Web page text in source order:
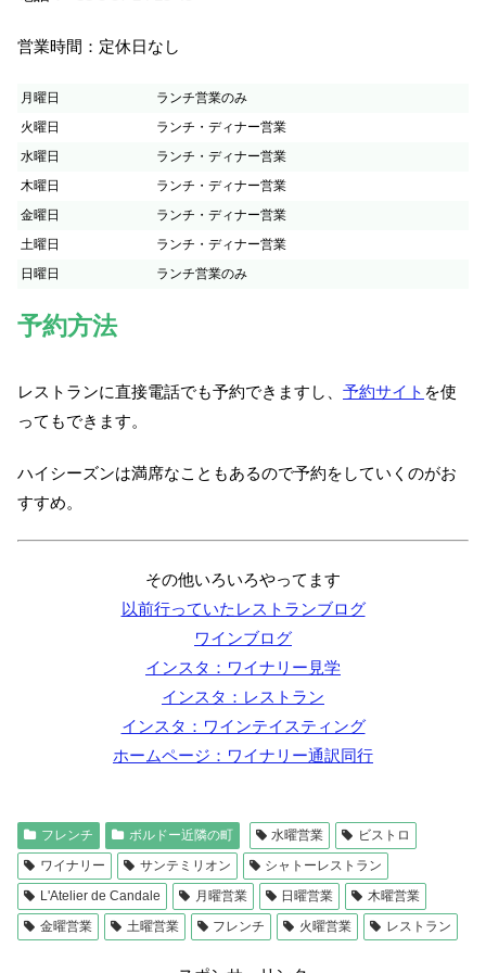
営業時間：定休日なし
月曜日
ランチ営業のみ
火曜日
ランチ・ディナー営業
水曜日
ランチ・ディナー営業
木曜日
ランチ・ディナー営業
金曜日
ランチ・ディナー営業
土曜日
ランチ・ディナー営業
日曜日
ランチ営業のみ
予約方法
レストランに直接電話でも予約できますし、 予約サイト を使
ってもできます。
ハイシーズンは満席なこともあるので予約をしていくのがお
すすめ。
その他いろいろやってます
以前行っていたレストランブログ
ワインブログ
インスタ：ワイナリー見学
インスタ：レストラン
インスタ：ワインテイスティング
ホームページ：ワイナリー通訳同行
フレンチ ボルドー近隣の町 水曜営業
ビストロ
ワイナリー
サンテミリオン
シャトーレストラン
L'Atelier de Candale
月曜営業 日曜営業
木曜営業
金曜営業
土曜営業 フレンチ 火曜営業 レストラン